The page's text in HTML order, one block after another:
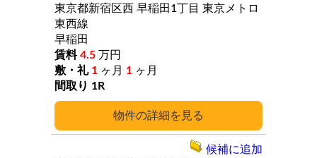
詳細
東京都新宿区西 早稲田1丁目 東京メトロ
東西線
早稲田
4.5 万円
1 ヶ月 1 ヶ月
1R
候補に追加